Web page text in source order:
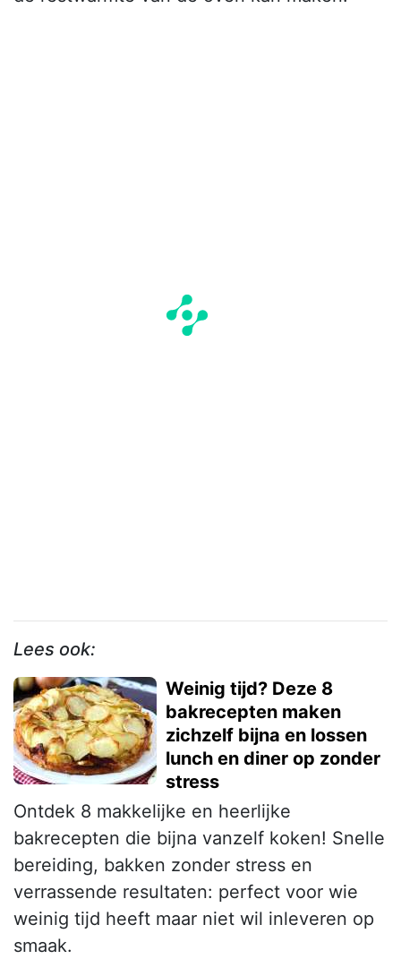
Lees ook:
Weinig tijd? Deze 8
bakrecepten maken
zichzelf bijna en lossen
lunch en diner op zonder
stress
Ontdek 8 makkelijke en heerlijke
bakrecepten die bijna vanzelf koken! Snelle
bereiding, bakken zonder stress en
verrassende resultaten: perfect voor wie
weinig tijd heeft maar niet wil inleveren op
smaak.